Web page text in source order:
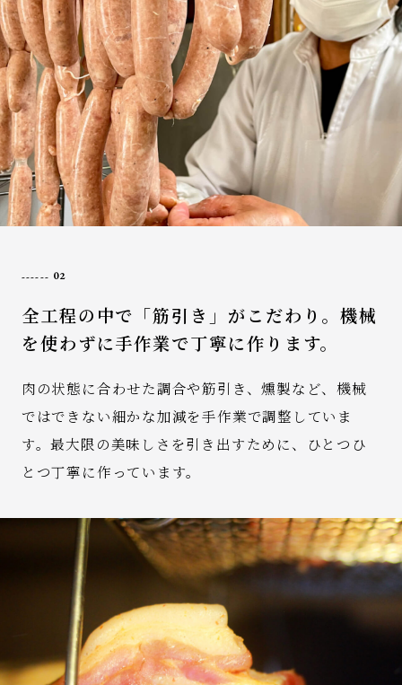
02
全工程の中で「筋引き」がこだわり。機械
を使わずに手作業で丁寧に作ります。
肉の状態に合わせた調合や筋引き、燻製など、機械
ではできない細かな加減を手作業で調整していま
す。最大限の美味しさを引き出すために、ひとつひ
とつ丁寧に作っています。